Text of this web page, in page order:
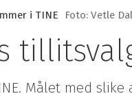
i TINE Foto: Vetle
Målet med